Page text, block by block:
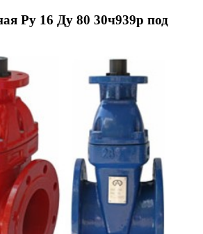
Ру 16 Ду 80 30ч939р под